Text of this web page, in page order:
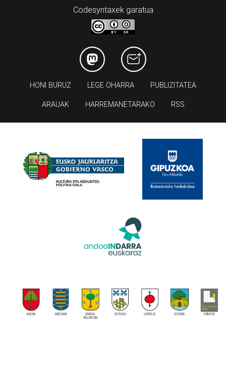
Codesyntaxek garatua
HONI BURUZ LEGE OHARRA PUBLIZITATEA
ARAUAK HARREMANETARAKO RSS